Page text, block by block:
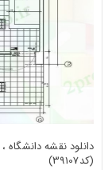
(کد39107)